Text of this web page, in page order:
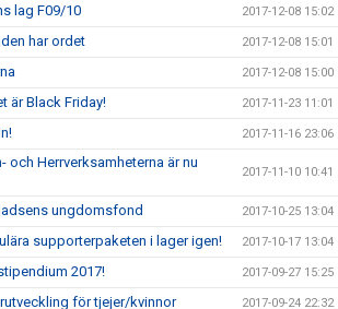
lag F09/10 2017-12-08 15:02
har ordet 2017-12-08 15:01
2017-12-08 15:00
är Black Friday! 2017-11-23 11:01
2017-11-16 23:06
och Herrverksamheterna är nu
2017-11-10 10:41
ungdomsfond 2017-10-25 13:04
supporterpaketen i lager igen! 2017-10-17 13:04
2017! 2017-09-27 15:25
för tjejer/kvinnor 2017-09-24 22:32